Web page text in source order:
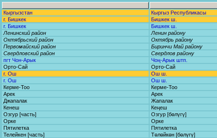
Кыргызстан
Кыргыз Республикасы
г. Бишкек
Бишкек ш.
г. Бишкек
Бишкек ш.
Ленинский район
Ленин району
Октябрьский район
Октябрь району
Первомайский район
Биринчи Май району
Свердловский район
Свердлов району
пгт Чон-Арык
Чоң-Арык штп.
Орто-Сай
Орто-Сай
г. Ош
Ош ш.
г. Ош
Ош ш.
Керме-Тоо
Керме-Тоо
Арек
Арек
Джапалак
Жапалак
Кенеш
Кеңеш
Озгур [часть]
Озгур [бөлүгү]
Орке
Орке
Пятилетка
Пятилетка
Телейкен [часть]
Төлөйкөн [бөлүгү]